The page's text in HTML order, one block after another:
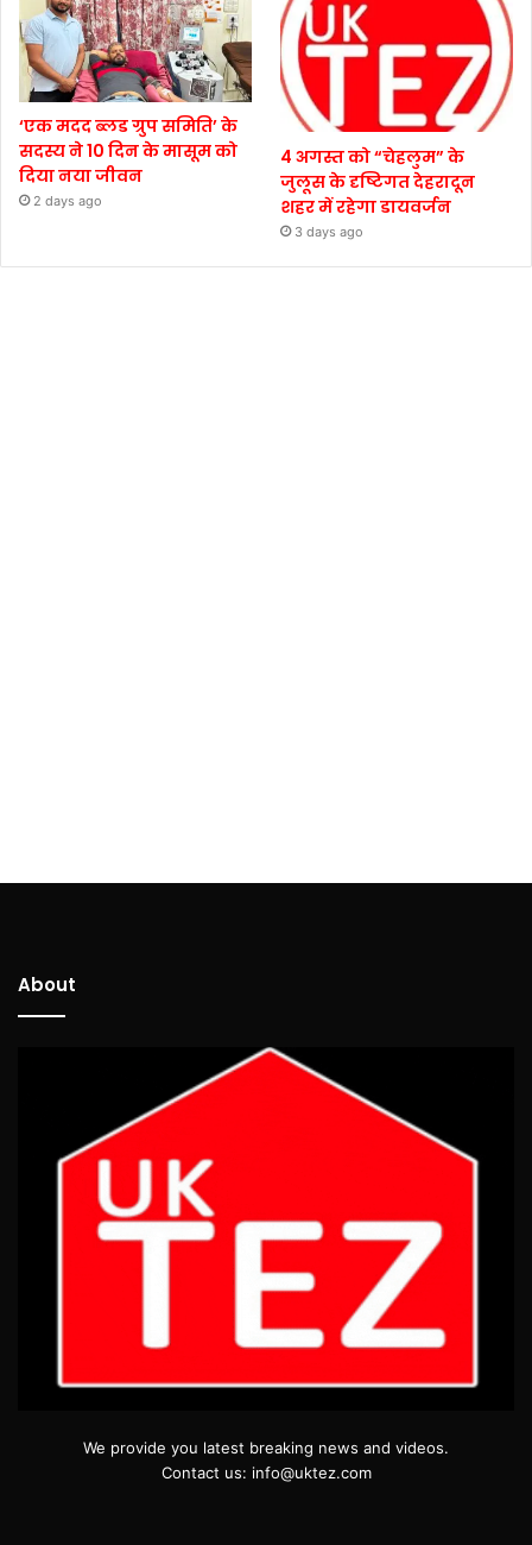
‘एक मदद ब्लड ग्रुप समिति’ के
सदस्य ने 10 दिन के मासूम को
दिया नया जीवन
2 days ago
4 अगस्त को “चेहलुम” के
जुलूस के दृष्टिगत देहरादून
शहर में रहेगा डायवर्जन
3 days ago
About
We provide you latest breaking news and videos.
Contact us: info@uktez.com